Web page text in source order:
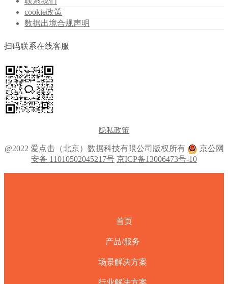
cookie政策
数据出境合规声明
扫码联系在线客服
隐私政策
@2022 爱点击（北京）数据科技有限公司版权所有
京公网
安备 11010502045217号 京ICP备13006473号-10
首页
产品/服务
场景解决方案